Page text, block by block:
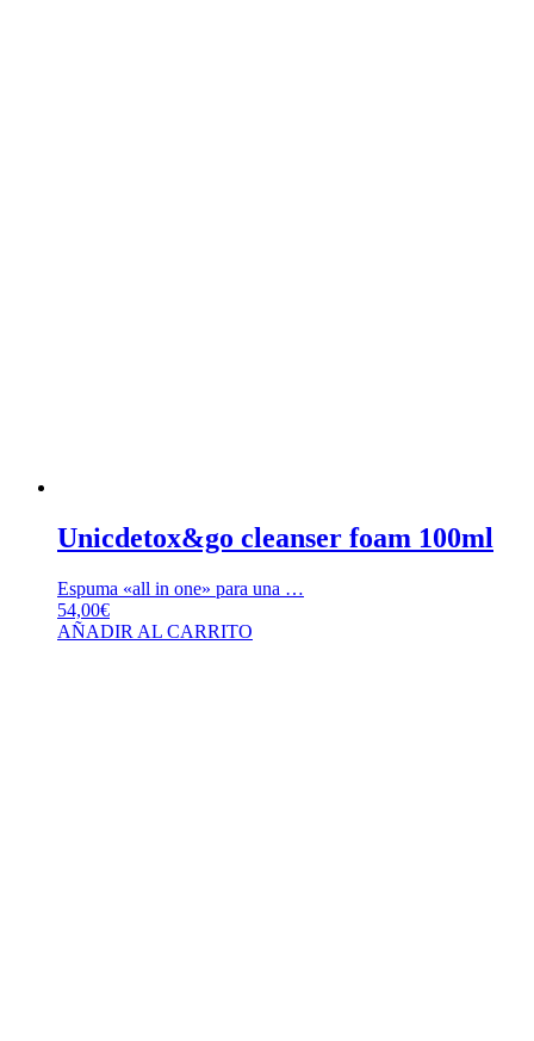
Unicdetox&go cleanser foam 100ml
Espuma «all in one» para una …
54,00€
AÑADIR AL CARRITO